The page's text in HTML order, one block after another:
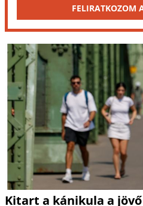
FELIRATKOZOM
Kitart a kánikula a